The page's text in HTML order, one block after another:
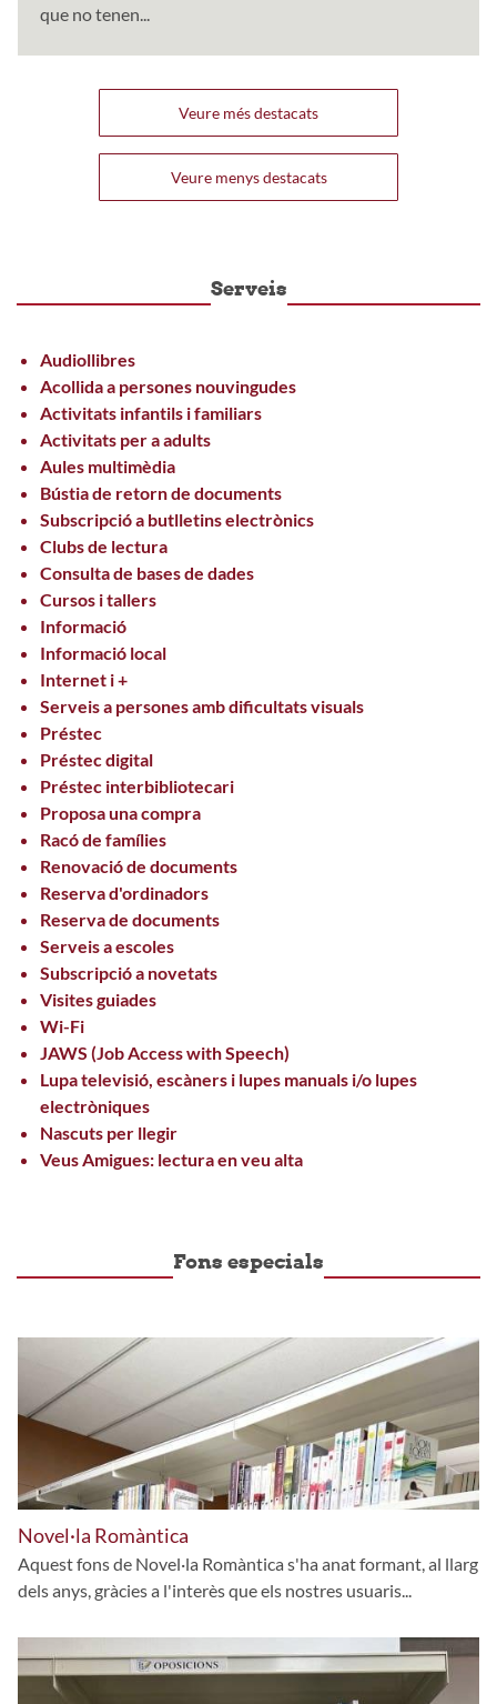
que no tenen...
Veure més destacats
Veure menys destacats
Serveis
Audiollibres
Acollida a persones nouvingudes
Activitats infantils i familiars
Activitats per a adults
Aules multimèdia
Bústia de retorn de documents
Subscripció a butlletins electrònics
Clubs de lectura
Consulta de bases de dades
Cursos i tallers
Informació
Informació local
Internet i +
Serveis a persones amb dificultats visuals
Préstec
Préstec digital
Préstec interbibliotecari
Proposa una compra
Racó de famílies
Renovació de documents
Reserva d'ordinadors
Reserva de documents
Serveis a escoles
Subscripció a novetats
Visites guiades
Wi-Fi
JAWS (Job Access with Speech)
Lupa televisió, escàners i lupes manuals i/o lupes
electròniques
Nascuts per llegir
Veus Amigues: lectura en veu alta
Fons especials
Novel·la Romàntica
Aquest fons de Novel·la Romàntica s'ha anat formant, al llarg
dels anys, gràcies a l'interès que els nostres usuaris...